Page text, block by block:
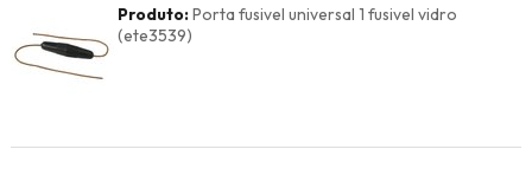
Produto:Porta fusivel universal 1 fusivel vidro
(ete3539)